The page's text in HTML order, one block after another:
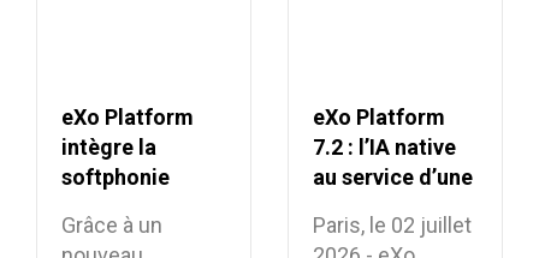
eXo Platform
intègre la
softphonie
renforce son
Grâce à un
eXo Platform
7.2 : l’IA native
au service d’une
travail unifiée et
Paris, le 02 juillet